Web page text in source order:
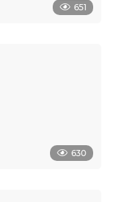
651
630